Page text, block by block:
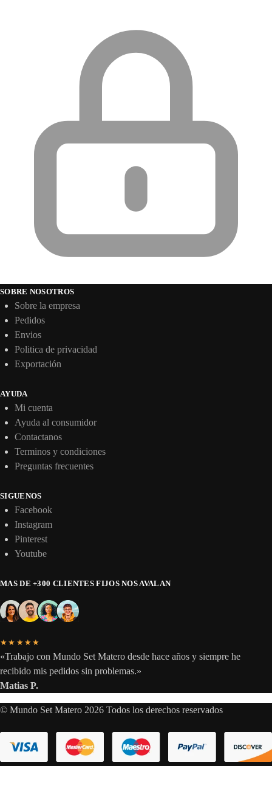
SOBRE NOSOTROS
Sobre la empresa
Pedidos
Envios
Politica de privacidad
Exportación
AYUDA
Mi cuenta
Ayuda al consumidor
Contactanos
Terminos y condiciones
Preguntas frecuentes
SIGUENOS
Facebook
Instagram
Pinterest
Youtube
MAS DE +300 CLIENTES FIJOS NOS AVALAN
★★★★★
«Trabajo con Mundo Set Matero desde hace años y siempre he
recibido mis pedidos sin problemas.»
Matias P.
© Mundo Set Matero 2026 Todos los derechos reservados